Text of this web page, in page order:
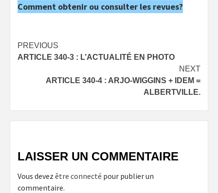
Comment obtenir ou consulter les revues?
Post
navigation
PREVIOUS
ARTICLE 340-3 : L’ACTUALITÉ EN PHOTO
NEXT
ARTICLE 340-4 : ARJO-WIGGINS + IDEM =
ALBERTVILLE.
LAISSER UN COMMENTAIRE
Vous devez être connecté pour publier un
commentaire.